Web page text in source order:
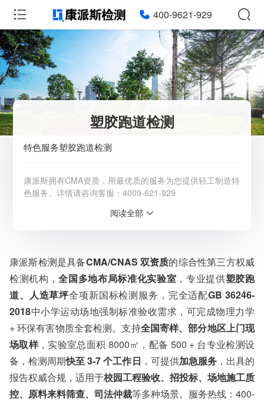
400-9621-929
塑胶跑道检测
特色服务塑胶跑道检测
康派斯拥有CMA资质，用最优质的服务为您提供轻工制造特
色服务。详情请咨询客服：4009-621-929
服务模式：快递寄样、现场取样、人工送样
服务对象：企事业单位、高等院校、科研院所
服务方向：采购销售、竞标投标、生产研发、科研数据、诊
断优化、司法服务
检测标准：国家标准、行业标准、企业标准、地方标准、国
外标准、非标定制
阅读全部
康派斯检测是具备CMA/CNAS 双资质的综合性第三方权威
检测机构，全国多地布局标准化实验室 ，专业提供塑胶跑
道、人造草坪全项新国标检测服务，完全适配GB 36246-
2018中小学运动场地强制标准验收需求，可完成物理力学
+ 环保有害物质全套检测。支持全国寄样、部分地区上门现
场取样，实验室总面积 8000㎡，配备 500 + 台专业检测设
备，检测周期快至 3-7 个工作日 ，可提供加急服务，出具的
报告权威合规，适用于校园工程验收、招投标、场地施工质
控、原料来料筛查、司法仲裁等多种场景。服务热线：400-